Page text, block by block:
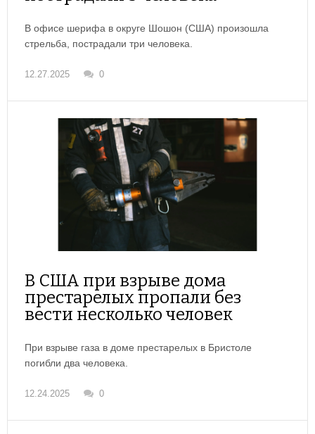
В офисе шерифа в округе Шошон (США) произошла
стрельба, пострадали три человека.
12.27.2025 0
В США при взрыве дома
престарелых пропали без
вести несколько человек
При взрыве газа в доме престарелых в Бристоле
погибли два человека.
12.24.2025 0